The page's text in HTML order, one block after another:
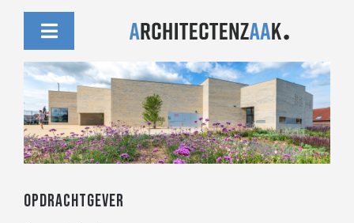
Toggle
Navigation
Projecten
Nieuws
Team
Opdrachtgever